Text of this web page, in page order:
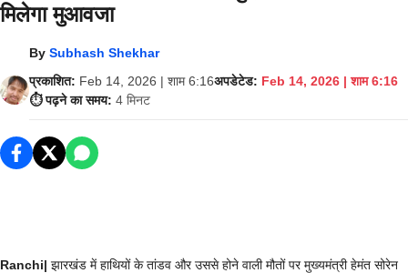
मिलेगा मुआवजा
BySubhash Shekhar
प्रकाशित: Feb 14, 2026 | शाम 6:16अपडेटेड: Feb 14, 2026 | शाम 6:16
⏱️ पढ़ने का समय: 4 मिनट
Ranchi| झारखंड में हाथियों के तांडव और उससे होने वाली मौतों पर मुख्यमंत्री हेमंत सोरेन